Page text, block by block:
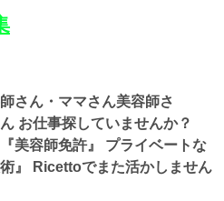
さん・ママさん美容師さ
お仕事探していませんか？
美容師免許』 プライベートな
』 Ricettoでまた活かしません